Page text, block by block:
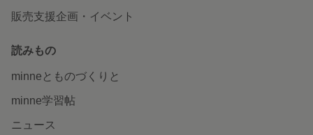
販売支援企画・イベント
読みもの
minneとものづくりと
minne学習帖
ニュース